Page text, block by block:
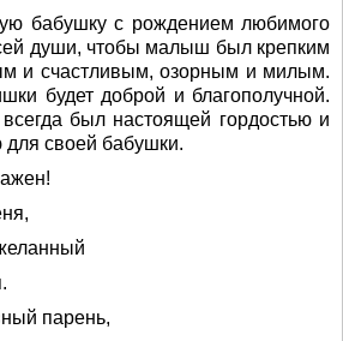
бабушку с рождением любимого
души, чтобы малыш был крепким
и счастливым, озорным и милым.
будет доброй и благополучной.
был настоящей гордостью и
для своей бабушки.
парень,